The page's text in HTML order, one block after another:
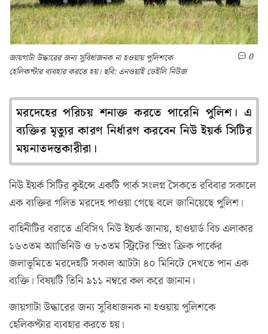
জায়গাটা উদ্ধারের জন্য সুবিধাজনক না হওয়ায় পুলিশকে
হেলিকপ্টার ব্যবহার করতে হয়। ছবি: এনওয়াই ডেইলি নিউজ
0
মরদেহের পরিচয় শনাক্ত করতে পারেনি পুলিশ। এ
ব্যক্তির মৃত্যুর কারণ নির্ধারণ করবেন নিউ ইয়র্ক সিটির
ময়নাতদন্তকারীরা।
নিউ ইয়র্ক সিটির কুইন্সে একটি পার্ক সংলগ্ন সৈকতে রবিবার সকালে
এক ব্যক্তির গলিত মরদেহ পাওয়া গেছে বলে জানিয়েছে পুলিশ।
বাহিনীটির বরাতে এবিসি৭ নিউ ইয়র্ক জানায়, হাওয়ার্ড বিচ এলাকার
১৬৩তম অ্যাভিনিউ ও ৮৩তম স্ট্রিটের স্প্রিং ক্রিক পার্কের
জলাভূমিতে মরদেহটি সকাল আটটা ৪০ মিনিটে দেখতে পান এক
ব্যক্তি। বিষয়টি তিনি ৯১১ নম্বরে কল করে জানান।
জায়গাটা উদ্ধারের জন্য সুবিধাজনক না হওয়ায় পুলিশকে
হেলিকপ্টার ব্যবহার করতে হয়।